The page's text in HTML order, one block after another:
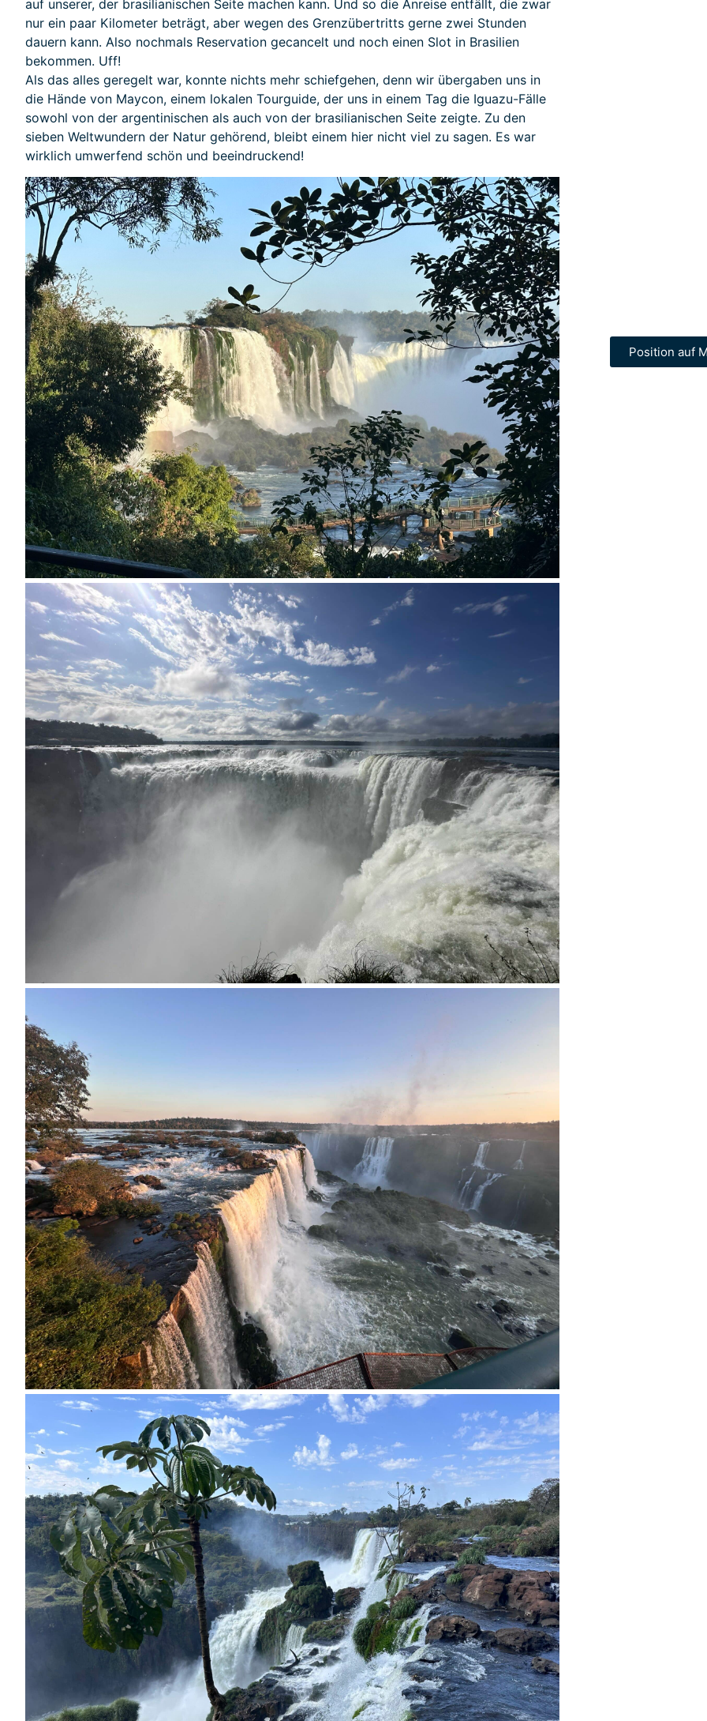
auf unserer, der brasilianischen Seite machen kann. Und so die Anreise entfällt, die zwar
nur ein paar Kilometer beträgt, aber wegen des Grenzübertritts gerne zwei Stunden
dauern kann. Also nochmals Reservation gecancelt und noch einen Slot in Brasilien
bekommen. Uff!
Als das alles geregelt war, konnte nichts mehr schiefgehen, denn wir übergaben uns in
die Hände von Maycon, einem lokalen Tourguide, der uns in einem Tag die Iguazu-Fälle
sowohl von der argentinischen als auch von der brasilianischen Seite zeigte. Zu den
sieben Weltwundern der Natur gehörend, bleibt einem hier nicht viel zu sagen. Es war
wirklich umwerfend schön und beeindruckend!
Position auf